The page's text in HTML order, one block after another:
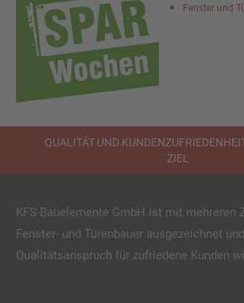
Fenster und
QUALITÄT UND
ZIEL
KFS-Bauelemente GmbH ist mit mehreren
Fenster- und Türenbauer ausgezeichnet
Qualitätsanspruch für zufriedene Kunden